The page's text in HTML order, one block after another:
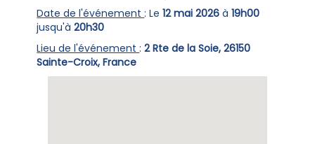
Date de l'événement: Le12 mai 2026 à19h00
jusqu'à20h30
Lieu de l'événement:2 Rte de la Soie, 26150
Sainte-Croix, France